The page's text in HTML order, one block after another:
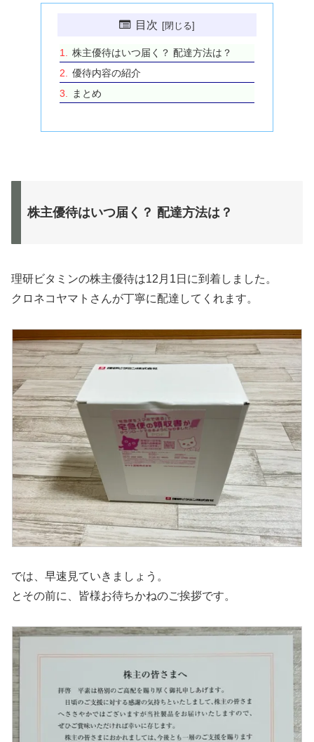
目次
株主優待はいつ届く？ 配達方法は？
優待内容の紹介
まとめ
株主優待はいつ届く？ 配達方法は？
理研ビタミンの株主優待は12月1日に到着しました。
クロネコヤマトさんが丁寧に配達してくれます。
では、早速見ていきましょう。
とその前に、皆様お待ちかねのご挨拶です。